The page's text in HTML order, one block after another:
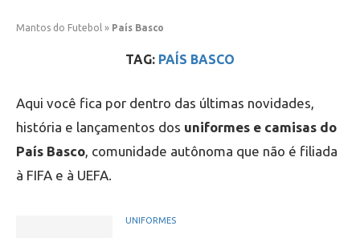
Mantos do Futebol » País Basco
TAG: PAÍS BASCO
Aqui você fica por dentro das últimas novidades,
história e lançamentos dos uniformes e camisas do
País Basco, comunidade autônoma que não é filiada
à FIFA e à UEFA.
UNIFORMES